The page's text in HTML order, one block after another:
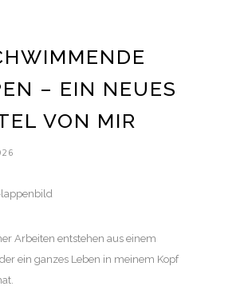
– EIN NEUES
VON MIR
Arbeiten entstehen aus einem
ein ganzes Leben in meinem Kopf